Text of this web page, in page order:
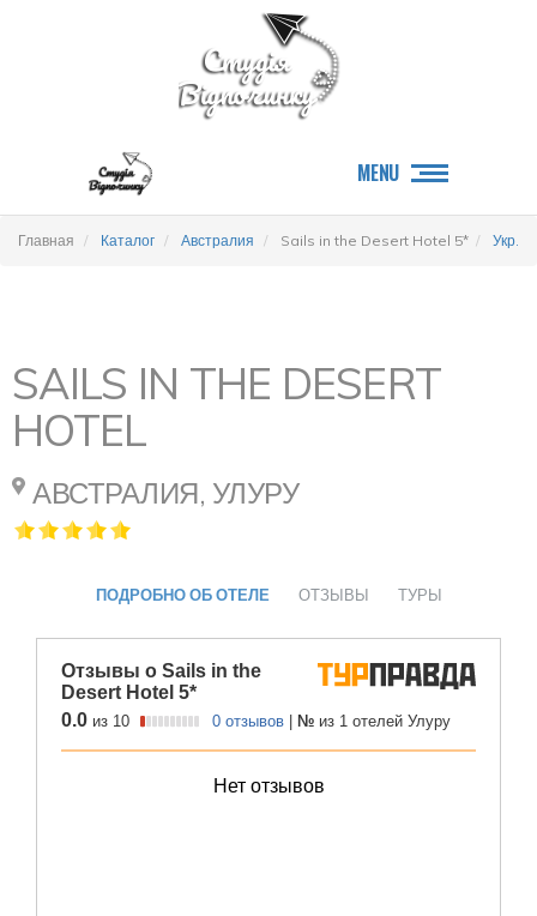
MENU
Главная Каталог Австралия Sails in the Desert Hotel 5* Укр.
SAILS IN THE DESERT
HOTEL
АВСТРАЛИЯ, УЛУРУ
ПОДРОБНО ОБ ОТЕЛЕ ОТЗЫВЫ ТУРЫ